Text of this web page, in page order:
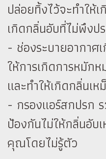
ปล่อยทิ้งไว้จะทำให้
เกิดกลิ่นอับที่ไม่พึงป
- ช่องระบายอากาศ
ให้การเกิดการหมัก
และทำให้เกิดกลิ่นเห
- กรองแอร์สกปรก
ป้องกันไม่ให้กลิ่นอับ
คุณโดยไม่รู้ตัว